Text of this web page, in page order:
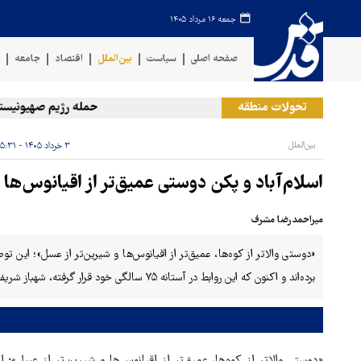
جمعه ۱۶ مرداد ۱۴۰۵
صفحه اصلی سیاست بین‌الملل اقتصاد جامعه
تحولات منطقه حمله رژیم صهیونیستی
بین‌الملل ۳ خرداد ۱۴۰۵ - ۰۵:۳۱
اسلام‌آباد و پکن دوستی عمیق‌تر از اقیانوس‌ها
میراحمدرضا مشرف
«دوستی والاتر از کوه‌ها، عمیق‌تر از اقیانوس‌ها و شیرین‌تر از عسل»؛ این
برده‌اند و اکنون که این روابط در آستانه ۷۵ سالگی خود قرار گرفته، شهباز شریف نخست وزیر پاکستان عازم پکن شده است.